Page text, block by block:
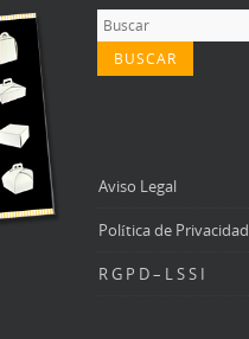
Aviso Legal
Política de Privacidad
R G P D – L S S I